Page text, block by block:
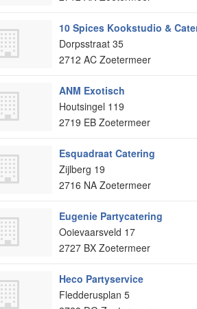
10 Spices Kookstudio &
Dorpsstraat 35
2712 AC Zoetermeer
ANM Exotisch
Houtsingel 119
2719 EB Zoetermeer
Esquadraat Catering
Zijlberg 19
2716 NA Zoetermeer
Eugenie Partycatering
Ooievaarsveld 17
2727 BX Zoetermeer
Heco Partyservice
Fledderusplan 5